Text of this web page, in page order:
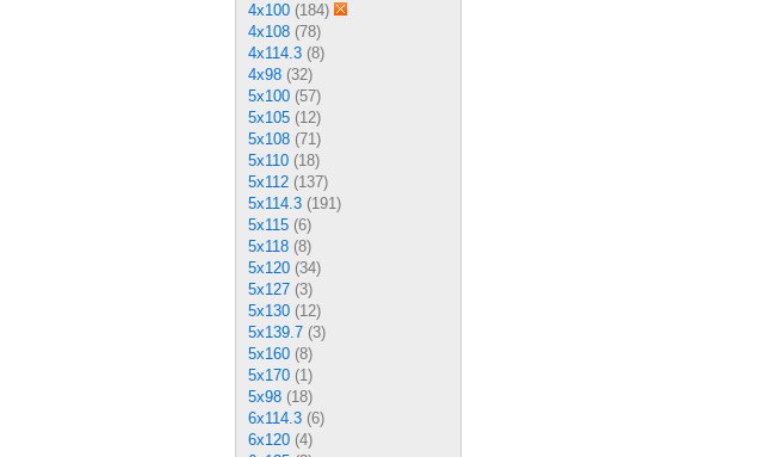
4x100 (184)
4x108 (78)
4x114.3 (8)
4x98 (32)
5x100 (57)
5x105 (12)
5x108 (71)
5x110 (18)
5x112 (137)
5x114.3 (191)
5x115 (6)
5x118 (8)
5x120 (34)
5x127 (3)
5x130 (12)
5x139.7 (3)
5x160 (8)
5x170 (1)
5x98 (18)
6x114.3 (6)
6x120 (4)